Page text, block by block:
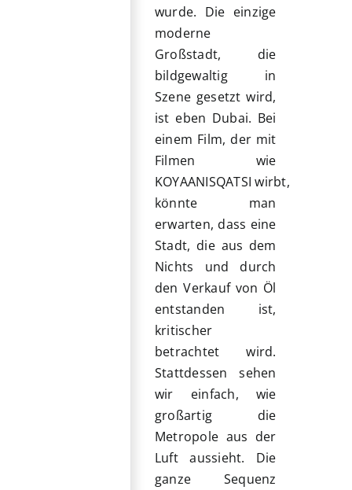
wurde. Die einzige
moderne
Großstadt, die
bildgewaltig in
Szene gesetzt wird,
ist eben Dubai. Bei
einem Film, der mit
Filmen wie
KOYAANISQATSI wirbt,
könnte man
erwarten, dass eine
Stadt, die aus dem
Nichts und durch
den Verkauf von Öl
entstanden ist,
kritischer
betrachtet wird.
Stattdessen sehen
wir einfach, wie
großartig die
Metropole aus der
Luft aussieht. Die
ganze Sequenz